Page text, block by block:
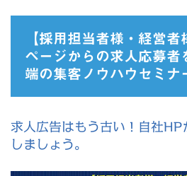
【採用担当者様・経営
ページからの求人応募者
端の集客ノウハウセミナ
求人広告はもう古い！自社HP
しま しょう。